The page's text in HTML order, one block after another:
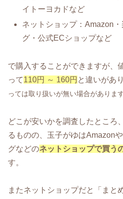
イトーヨカドなど
ネットショップ：Amazon
グ・公式ECショップなど
で購入することができますが、
って110円 ～ 160円 と違いがあ
っては取り扱いが無い場合があります
どこが安いかを調査したところ
るものの、玉子がゆはAmazon
グなどのネットショップで買う
す。
またネットショップだと「まと